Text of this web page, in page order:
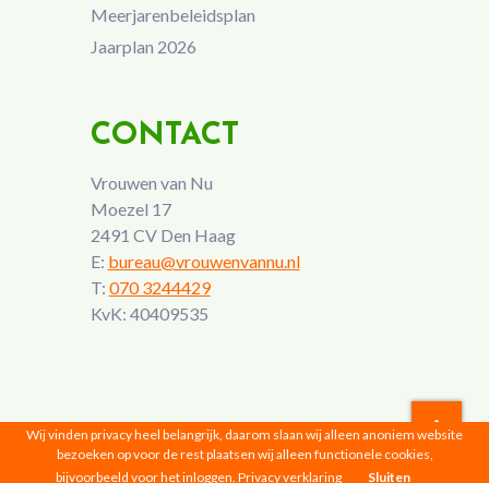
Meerjarenbeleidsplan
Jaarplan 2026
CONTACT
Vrouwen van Nu
Moezel 17
2491 CV Den Haag
E: bureau@vrouwenvannu.nl
T: 070 3244429
KvK: 40409535
Vrouwen van Nu © 2026 |Privacyverklaring
Wij vinden privacy heel belangrijk, daarom slaan wij alleen anoniem website
bezoeken op voor de rest plaatsen wij alleen functionele cookies,
bijvoorbeeld voor het inloggen. Privacy verklaring Sluiten